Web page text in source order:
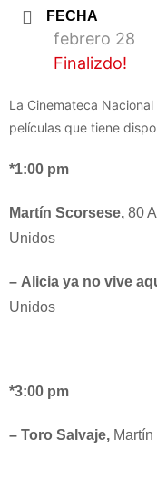
FECHA
febrero 28
Finalizdo!
La Cinemateca
películas que tiene
*1:00 pm
Martín Scorsese, 80
Unidos
– A licia ya no vive
Unidos
*3:00 pm
– Toro Salvaje,